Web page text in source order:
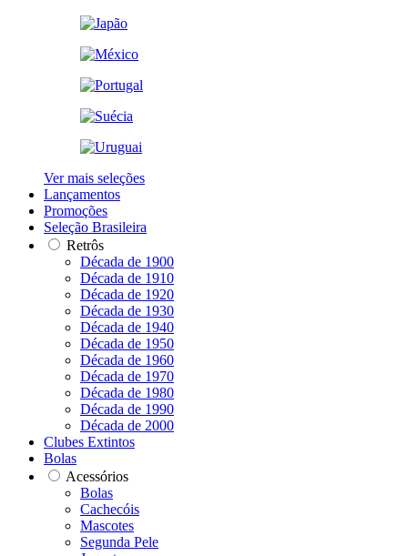
Ver mais seleções
Lançamentos
Promoções
Seleção Brasileira
Retrôs
Década de 1900
Década de 1910
Década de 1920
Década de 1930
Década de 1940
Década de 1950
Década de 1960
Década de 1970
Década de 1980
Década de 1990
Década de 2000
Clubes Extintos
Bolas
Acessórios
Bolas
Cachecóis
Mascotes
Segunda Pele